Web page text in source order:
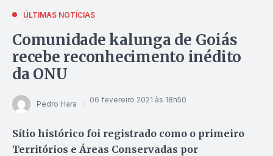
ÚLTIMAS NOTÍCIAS
Comunidade kalunga de Goiás
recebe reconhecimento inédito
da ONU
Pedro Hara 06 fevereiro 2021 às 18h50
Sítio histórico foi registrado como o primeiro
Territórios e Áreas Conservadas por